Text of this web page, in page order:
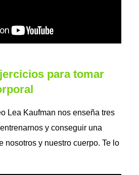
para tomar
Lea Kaufman nos enseña tres
y conseguir una
nosotros y nuestro cuerpo. Te lo